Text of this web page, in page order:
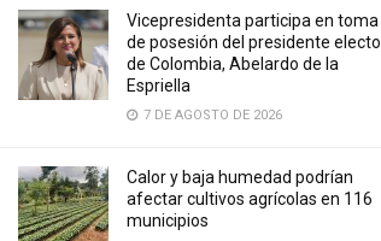
Vicepresidenta participa en toma
de posesión del presidente electo
de Colombia, Abelardo de la
Espriella
7 DE AGOSTO DE 2026
Calor y baja humedad podrían
afectar cultivos agrícolas en 116
municipios